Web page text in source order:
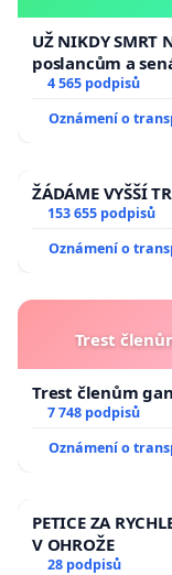
UŽ NIKDY SMRT
poslancům a
aby se tragédie
4 565 podpisů
Oznámení o
ŽÁDÁME VYŠŠÍ
153 655 podpisů
Oznámení o
Trest
Trest členům
7 748 podpisů
Oznámení o
PETICE ZA
V OHROŽE
28 podpisů